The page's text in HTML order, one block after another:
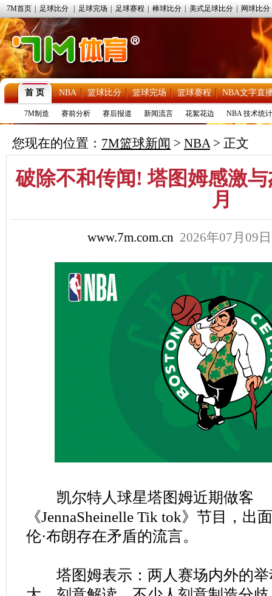
7M首页 足球比分 足球完场 足球赛程 棒球比分 美式足球比分 网球比分
首 页 NBA 篮球比分 篮球完场 篮球赛程 NBA文字直
7M制造 赛前分析 赛后报道 新闻流言 花絮花边 NBA 技术统计
您现在的位置： 7M篮球新闻 > NBA> 正文
破除不和传闻! 塔图姆感激
月
www.7m.com.cn 2026年07月09
凯尔特人球星塔图姆近期做客
《JennaSheinelle Tik tok》节目，出
伦·布朗存在矛盾的流言。
塔图姆表示：两人赛场内外的举